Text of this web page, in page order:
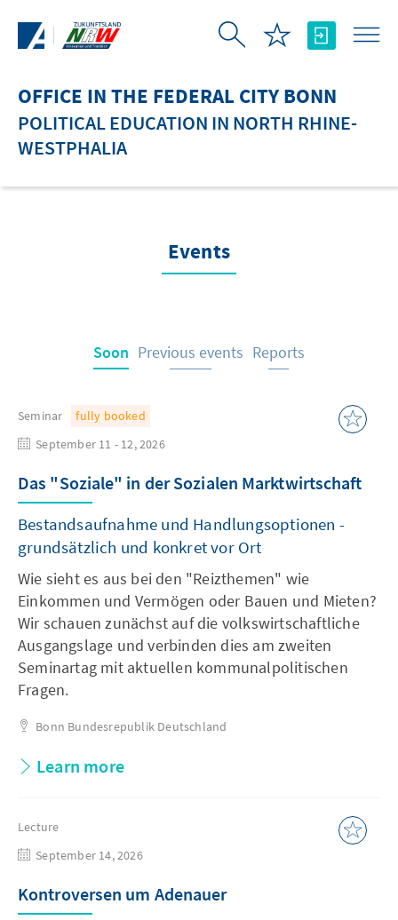
OFFICE IN THE FEDERAL CITY BONN
POLITICAL EDUCATION IN NORTH RHINE-
WESTPHALIA
Events
Soon Previous events Reports
Seminar
fully booked
September 11 - 12, 2026
Das "Soziale" in der Sozialen Marktwirtschaft
Bestandsaufnahme und Handlungsoptionen -
grundsätzlich und konkret vor Ort
Wie sieht es aus bei den "Reizthemen" wie
Einkommen und Vermögen oder Bauen und Mieten?
Wir schauen zunächst auf die volkswirtschaftliche
Ausgangslage und verbinden dies am zweiten
Seminartag mit aktuellen kommunalpolitischen
Fragen.
Bonn Bundesrepublik Deutschland
Learn more
Lecture
September 14, 2026
Kontroversen um Adenauer